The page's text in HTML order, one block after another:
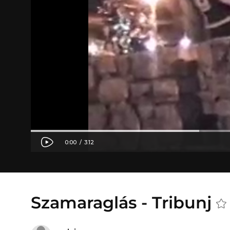
Szamaraglás - Tribunj